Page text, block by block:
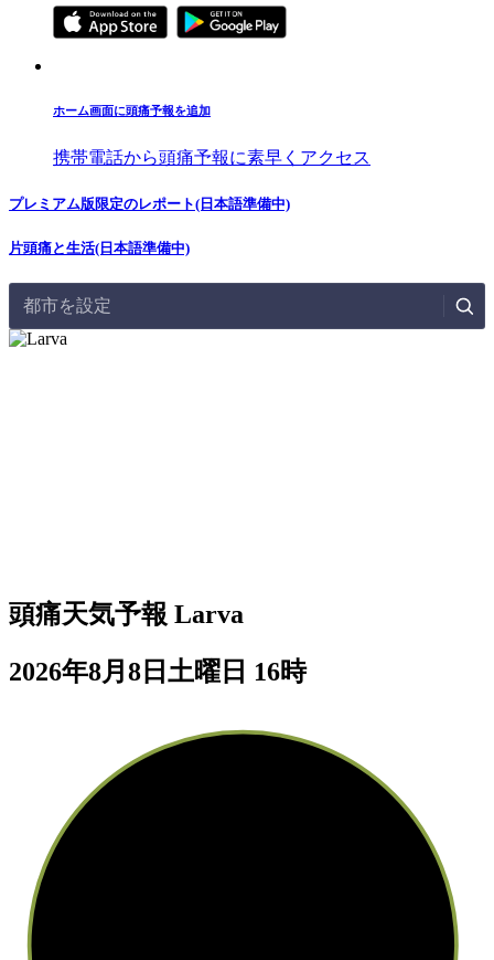
ホーム画面に頭痛予報を追加
携帯電話から頭痛予報に素早くアクセス
プレミアム版限定のレポート(日本語準備中)
片頭痛と生活(日本語準備中)
都市を設定
頭痛天気予報 Larva
2026年8月8日土曜日 16時